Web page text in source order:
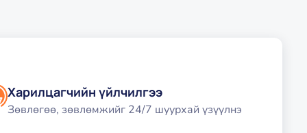
Харилцагчийн үйлчилгээ
Зөвлөгөө, зөвлөмжийг 24/7 шуурхай үзүүлнэ